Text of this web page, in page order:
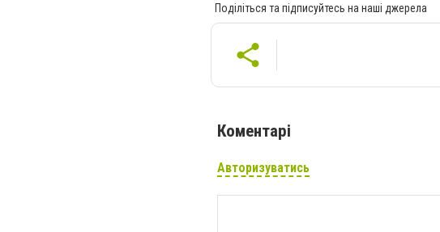
Поділіться та підписуйтесь на наші джерела
Коментарі
Авторизуватись